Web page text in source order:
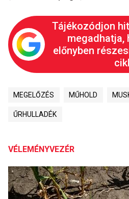
Tájékozódjon
megadhatja,
előnyben
MEGELŐZÉS MŰHOLD
ŰRHULLADÉK
VÉLEMÉNYVEZÉR